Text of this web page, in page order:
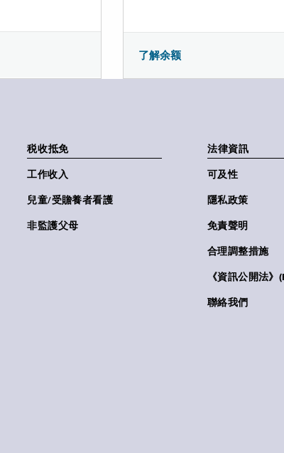
了解余额
税收抵免
工作收入
兒童/受贍養者看護
非監護父母
法律資訊
可及性
隱私政策
免責聲明
合理調整措施
《資訊公開法》
聯絡我們